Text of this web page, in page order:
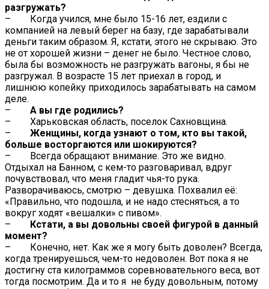
разгружать?
– Когда учился, мне было 15-16 лет, ездили с
компанией на левый берег на базу, где зарабатывали
деньги таким образом. Я, кстати, этого не скрываю. Это
не от хорошей жизни – денег не было. Честное слово,
была бы возможность не разгружать вагоны, я бы не
разгружал. В возрасте 15 лет приехал в город, и
лишнюю копейку приходилось зарабатывать на самом
деле.
– А вы где родились?
– Харьковская область, поселок Сахновщина.
– Женщины, когда узнают о том, кто вы такой,
больше восторгаются или шокируются?
– Всегда обращают внимание. Это же видно.
Отдыхал на Банном, с кем-то разговаривал, вдруг
почувствовал, что меня гладит чья-то рука.
Разворачиваюсь, смотрю – девушка. Похвалил её:
«Правильно, что подошла, и не надо стесняться, а то
вокруг ходят «вешалки» с пивом».
–
Кстати, а вы довольны своей фигурой в данный
момент?
– Конечно, нет. Как же я могу быть доволен? Всегда,
когда тренируешься, чем-то недоволен. Вот пока я не
достигну ста килограммов соревновательного веса, вот
тогда посмотрим. Да и то я не буду довольным, потому